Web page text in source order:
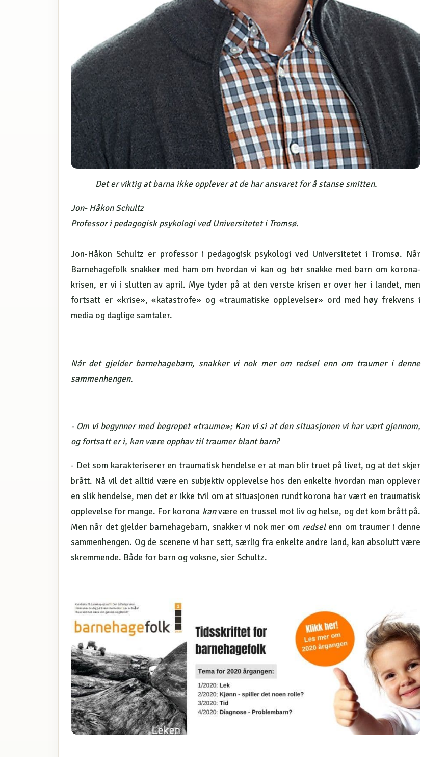
Det er viktig at barna ikke opplever at de har ansvaret for å stanse smitten.
Jon- Håkon Schultz
Professor i pedagogisk psykologi ved Universitetet i Tromsø.
Jon-Håkon Schultz er professor i pedagogisk psykologi ved Universitetet i Tromsø. Når
Barnehagefolk snakker med ham om hvordan vi kan og bør snakke med barn om korona-
krisen, er vi i slutten av april. Mye tyder på at den verste krisen er over her i landet, men
fortsatt er «krise», «katastrofe» og «traumatiske opplevelser» ord med høy frekvens i
media og daglige samtaler.
Når det gjelder barnehagebarn, snakker vi nok mer om redsel enn om traumer i denne
sammenhengen.
- Om vi begynner med begrepet «traume»; Kan vi si at den situasjonen vi har vært gjennom,
og fortsatt er i, kan være opphav til traumer blant barn?
- Det som karakteriserer en traumatisk hendelse er at man blir truet på livet, og at det skjer
brått. Nå vil det alltid være en subjektiv opplevelse hos den enkelte hvordan man opplever
en slik hendelse, men det er ikke tvil om at situasjonen rundt korona har vært en traumatisk
opplevelse for mange. For korona kanvære en trussel mot liv og helse, og det kom brått på.
Men når det gjelder barnehagebarn, snakker vi nok mer om redselenn om traumer i denne
sammenhengen. Og de scenene vi har sett, særlig fra enkelte andre land, kan absolutt være
skremmende. Både for barn og voksne, sier Schultz.